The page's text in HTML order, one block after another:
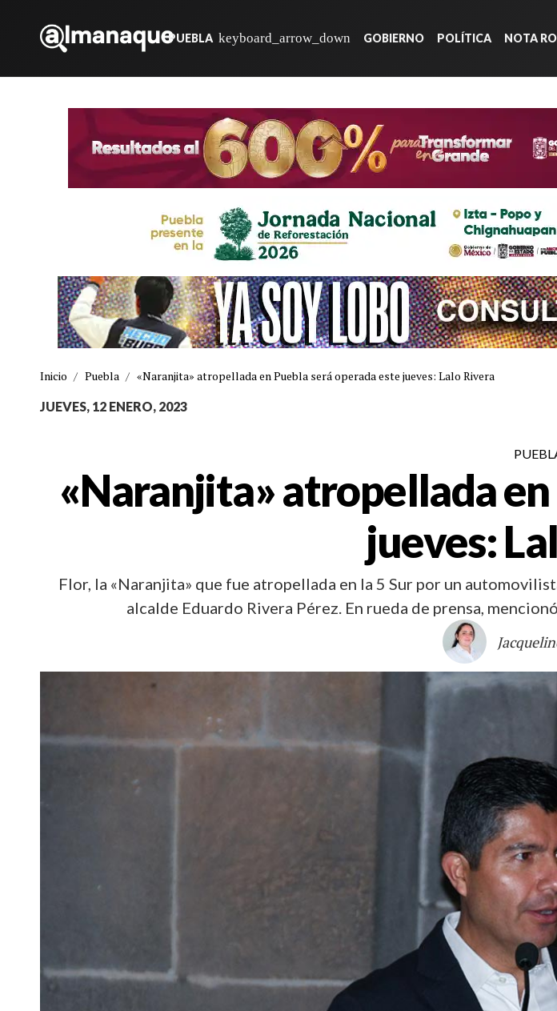
PUEBLA GOBIERNO POLÍTICA NOTA
Inicio / Puebla / «Naranjita» atropellada en Puebla será operada este jueves: Lalo Rivera
JUEVES, 12 ENERO, 2023
«Naranjita» atropellada
jueves:
Flor, la «Naranjita» que fue atropellada en la 5 Sur por un
alcalde Eduardo Rivera Pérez. En rueda de prensa,